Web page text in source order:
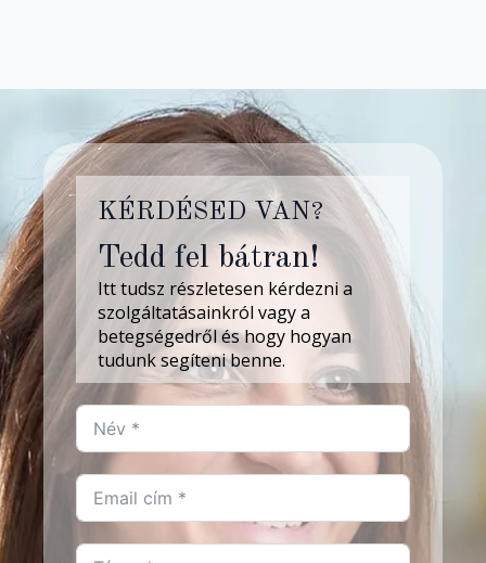
KÉRDÉSED VAN?
Tedd fel bátran!
Itt tudsz részletesen kérdezni a
szolgáltatásainkról vagy a
betegségedről és hogy hogyan
tudunk segíteni benne.